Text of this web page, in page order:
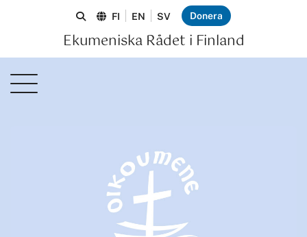
Ekumeniska Rådet i Finland
FI EN SV Donera